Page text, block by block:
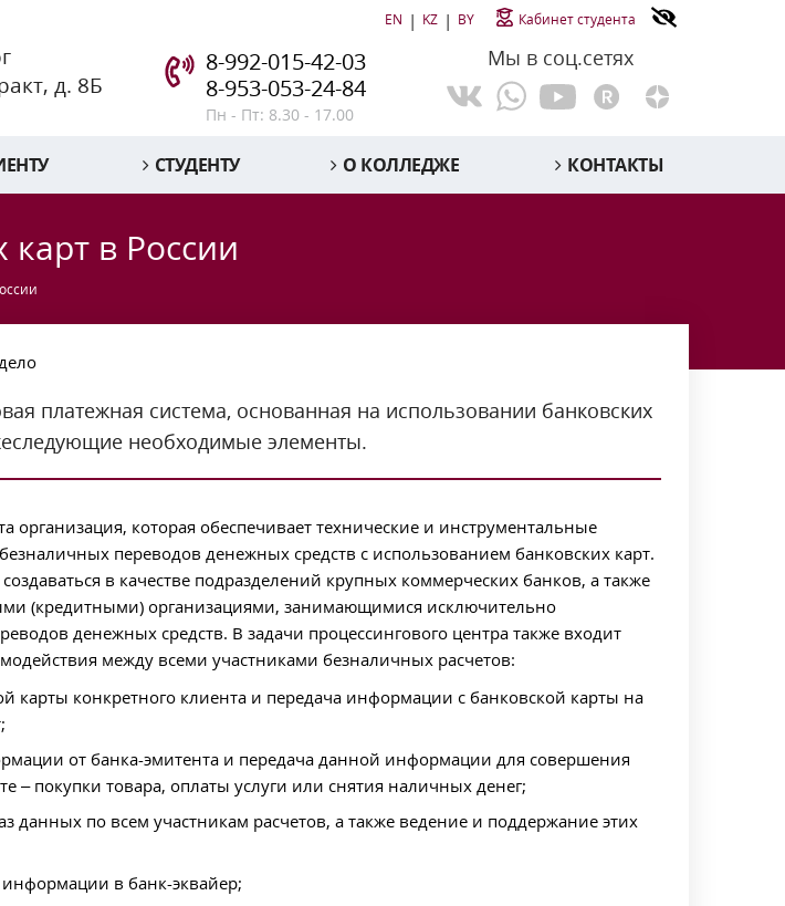
EN | KZ | BY Кабинет студента
Мы в соц.сетях
д. 8Б
8-992-015-42-03
8-953-053-24-84
Пн - Пт: 8.30 - 17.00
СТУДЕНТУ О КОЛЛЕДЖЕ КОНТАКТЫ
в России
платежная система, основанная на использовании банковских
необходимые элементы.
организация, которая обеспечивает технические и инструментальные
переводов денежных средств с использованием банковских карт.
в качестве подразделений крупных коммерческих банков, а также
(кредитными) организациями, занимающимися исключительно
денежных средств. В задачи процессингового центра также входит
между всеми участниками безналичных расчетов:
карты конкретного клиента и передача информации с банковской карты на
от банка-эмитента и передача данной информации для совершения
– покупки товара, оплаты услуги или снятия наличных денег;
данных по всем участникам расчетов, а также ведение и поддержание этих
в банк-эквайер;